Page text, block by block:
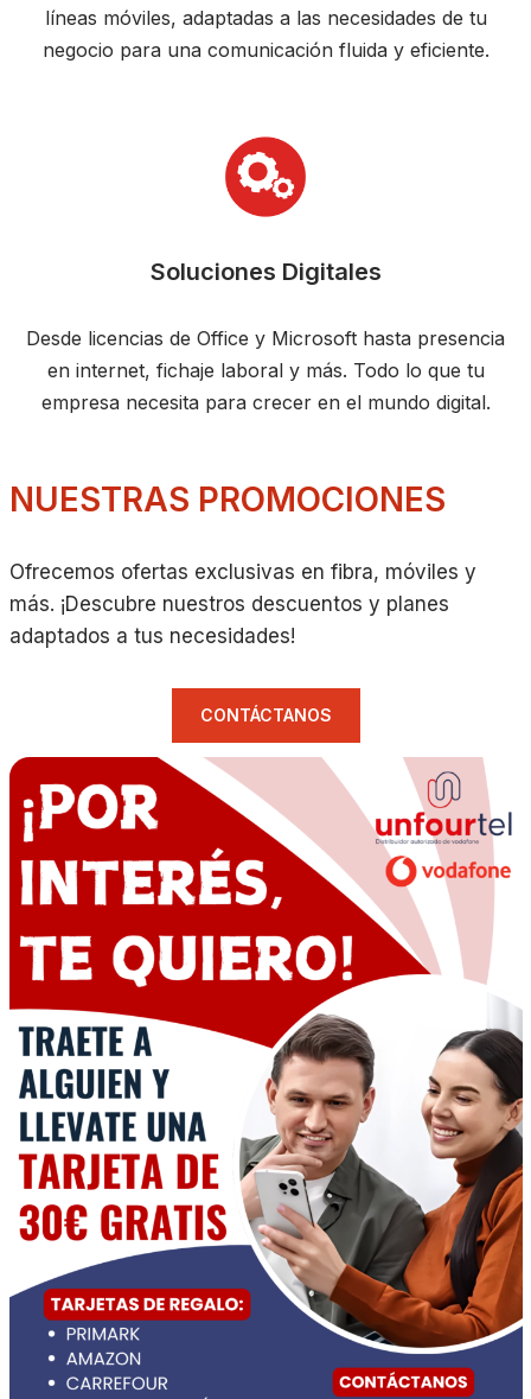
líneas móviles, adaptadas a las necesidades de tu
negocio para una comunicación fluida y eficiente.
Soluciones Digitales
Desde licencias de Office y Microsoft hasta presencia
en internet, fichaje laboral y más. Todo lo que tu
empresa necesita para crecer en el mundo digital.
NUESTRAS PROMOCIONES
Ofrecemos ofertas exclusivas en fibra, móviles y
más. ¡Descubre nuestros descuentos y planes
adaptados a tus necesidades!
CONTÁCTANOS